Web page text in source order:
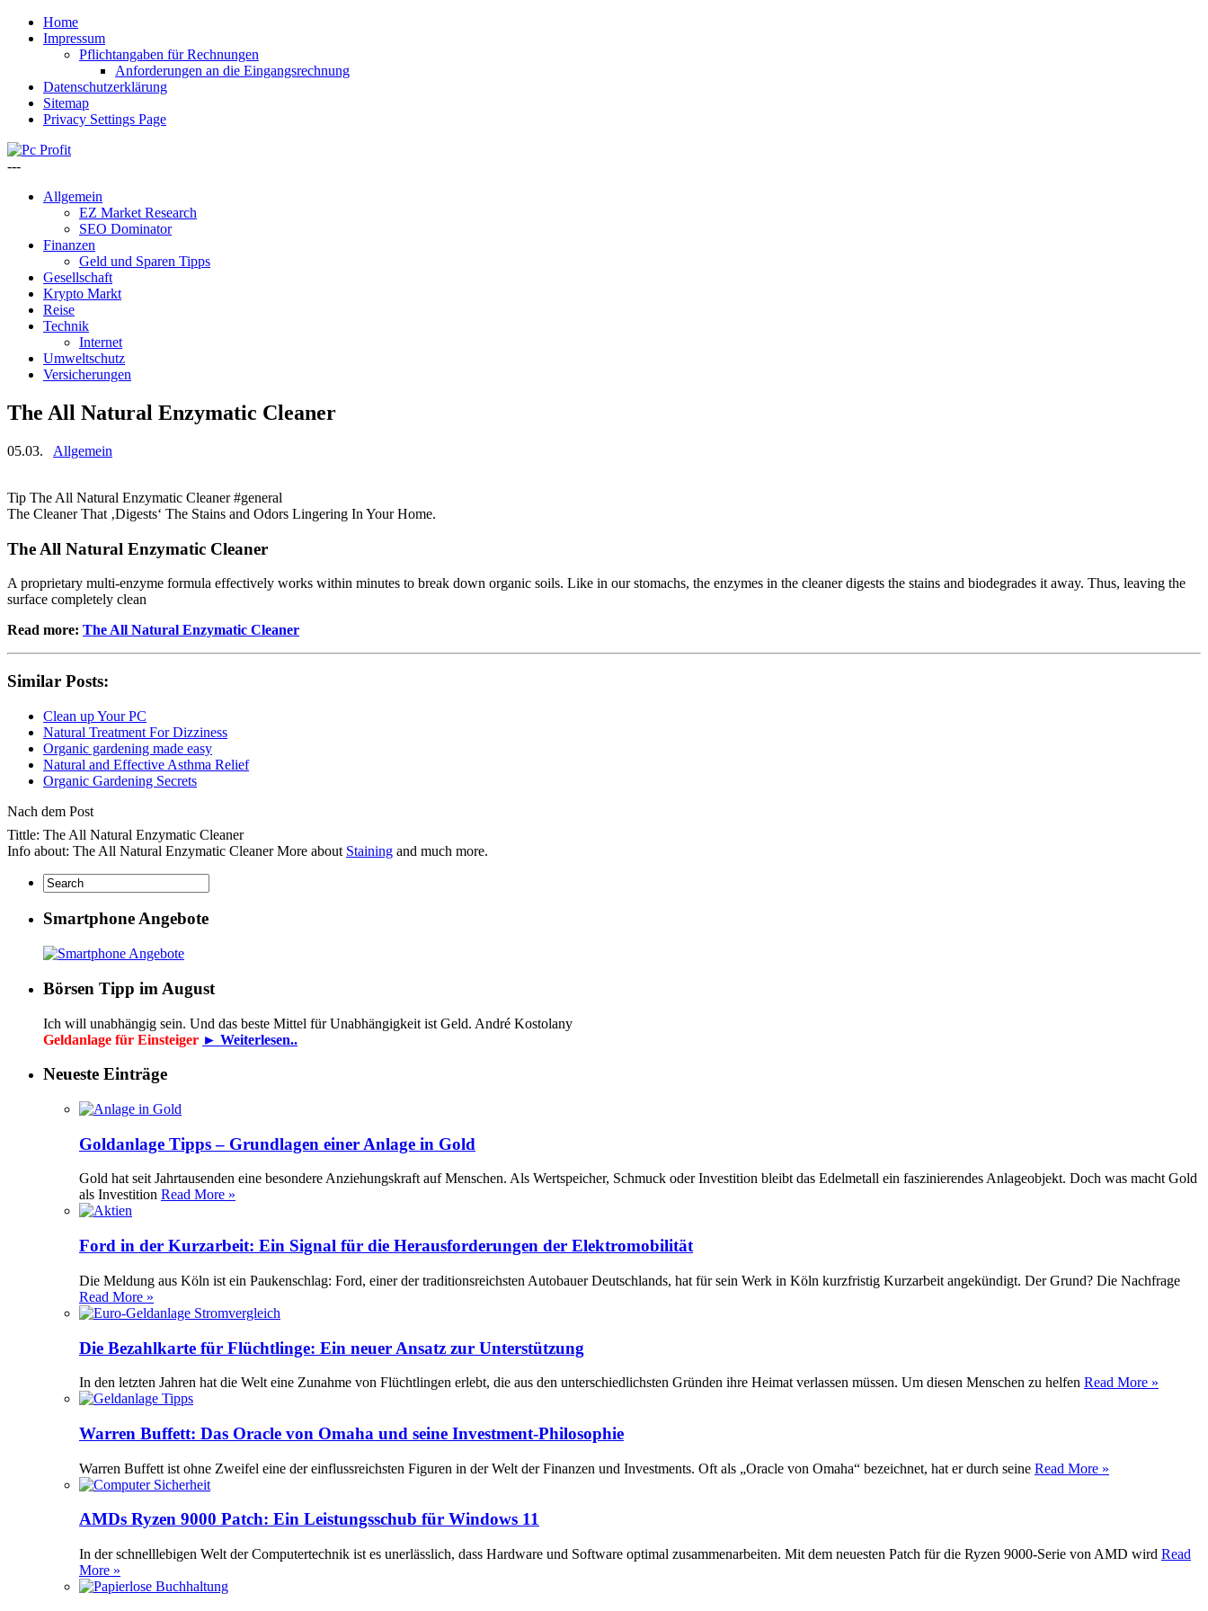
Home
Impressum
Pflichtangaben für Rechnungen
Anforderungen an die Eingangsrechnung
Datenschutzerklärung
Sitemap
Privacy Settings Page
---
Allgemein
EZ Market Research
SEO Dominator
Finanzen
Geld und Sparen Tipps
Gesellschaft
Krypto Markt
Reise
Technik
Internet
Umweltschutz
Versicherungen
The All Natural Enzymatic Cleaner
05.03. Allgemein
Tip The All Natural Enzymatic Cleaner #general
The Cleaner That ‚Digests‘ The Stains and Odors Lingering In Your Home.
The All Natural Enzymatic Cleaner
A proprietary multi-enzyme formula effectively works within minutes to break down organic soils. Like in our stomachs, the enzymes in the cleaner digests the stains and biodegrades it away. Thus, leaving the
surface completely clean
Read more: The All Natural Enzymatic Cleaner
Similar Posts:
Clean up Your PC
Natural Treatment For Dizziness
Organic gardening made easy
Natural and Effective Asthma Relief
Organic Gardening Secrets
Nach dem Post
Tittle: The All Natural Enzymatic Cleaner
Info about: The All Natural Enzymatic Cleaner More about Staining and much more.
Smartphone Angebote
Börsen Tipp im August
Ich will unabhängig sein. Und das beste Mittel für Unabhängigkeit ist Geld. André Kostolany
Geldanlage für Einsteiger ► Weiterlesen..
Neueste Einträge
Goldanlage Tipps – Grundlagen einer Anlage in Gold
Gold hat seit Jahrtausenden eine besondere Anziehungskraft auf Menschen. Als Wertspeicher, Schmuck oder Investition bleibt das Edelmetall ein faszinierendes Anlageobjekt. Doch was macht Gold
als Investition Read More »
Ford in der Kurzarbeit: Ein Signal für die Herausforderungen der Elektromobilität
Die Meldung aus Köln ist ein Paukenschlag: Ford, einer der traditionsreichsten Autobauer Deutschlands, hat für sein Werk in Köln kurzfristig Kurzarbeit angekündigt. Der Grund? Die Nachfrage
Read More »
Die Bezahlkarte für Flüchtlinge: Ein neuer Ansatz zur Unterstützung
In den letzten Jahren hat die Welt eine Zunahme von Flüchtlingen erlebt, die aus den unterschiedlichsten Gründen ihre Heimat verlassen müssen. Um diesen Menschen zu helfen Read More »
Warren Buffett: Das Oracle von Omaha und seine Investment-Philosophie
Warren Buffett ist ohne Zweifel eine der einflussreichsten Figuren in der Welt der Finanzen und Investments. Oft als „Oracle von Omaha“ bezeichnet, hat er durch seine Read More »
AMDs Ryzen 9000 Patch: Ein Leistungsschub für Windows 11
In der schnelllebigen Welt der Computertechnik ist es unerlässlich, dass Hardware und Software optimal zusammenarbeiten. Mit dem neuesten Patch für die Ryzen 9000-Serie von AMD wird Read
More »